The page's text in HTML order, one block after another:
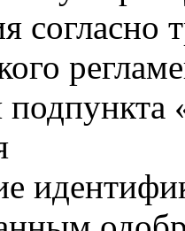
согласно
подпункта